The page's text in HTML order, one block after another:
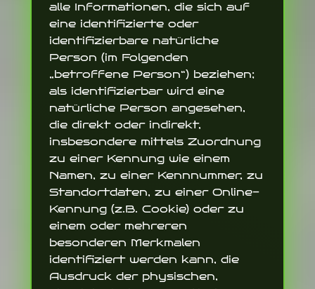
alle Informationen, die sich auf
eine identifizierte oder
identifizierbare natürliche
Person (im Folgenden
„betroffene Person“) beziehen;
als identifizierbar wird eine
natürliche Person angesehen,
die direkt oder indirekt,
insbesondere mittels Zuordnung
zu einer Kennung wie einem
Namen, zu einer Kennnummer, zu
Standortdaten, zu einer Online-
Kennung (z.B. Cookie) oder zu
einem oder mehreren
besonderen Merkmalen
identifiziert werden kann, die
Ausdruck der physischen,